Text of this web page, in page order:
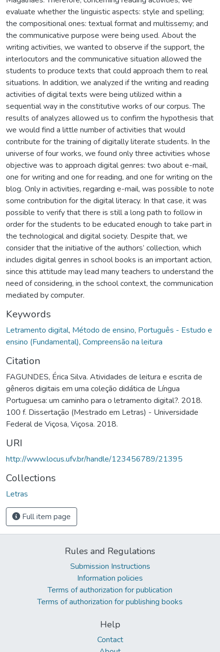
evaluate whether the linguistic aspects: style and spelling;
the compositional ones: textual format and multissemy; and
the communicative purpose were being used. About the
writing activities, we wanted to observe if the support, the
interlocutors and the communicative situation allowed the
students to produce texts that could approach them to real
situations. In addition, we analyzed if the writing and reading
activities of digital texts were being utilized within a
sequential way in the constitutive works of our corpus. The
results of analyzes allowed us to confirm the hypothesis that
we would find a little number of activities that would
contribute for the training of digitally literate students. In the
universe of four works, we found only three activities whose
objective was to approach digital genres: two about e-mail,
one for writing and one for reading, and one for writing on the
blog. Only in activities, regarding e-mail, was possible to note
some contribution for the digital literacy. In that case, it was
possible to verify that there is still a long path to follow in
order for the students to be educated enough to take part in
the technological and digital society. Despite that, we
consider that the initiative of the authors’ collection, which
includes digital genres in school books is an important action,
since this attitude may lead many teachers to understand the
need of considering, in the school context, the communication
mediated by computer.
Keywords
Letramento digital, Método de ensino, Português - Estudo e
ensino (Fundamental), Compreensão na leitura
Citation
FAGUNDES, Érica Silva. Atividades de leitura e escrita de
gêneros digitais em uma coleção didática de Língua
Portuguesa: um caminho para o letramento digital?. 2018.
100 f. Dissertação (Mestrado em Letras) - Universidade
Federal de Viçosa, Viçosa. 2018.
URI
http://www.locus.ufv.br/handle/123456789/21395
Collections
Letras
Full item page
Rules and Regulations
Submission Instructions
Information policies
Terms of authorization for publication
Terms of authorization for publishing books
Help
Contact